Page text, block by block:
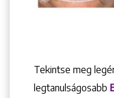
Tekintse meg
legtanulságosabb